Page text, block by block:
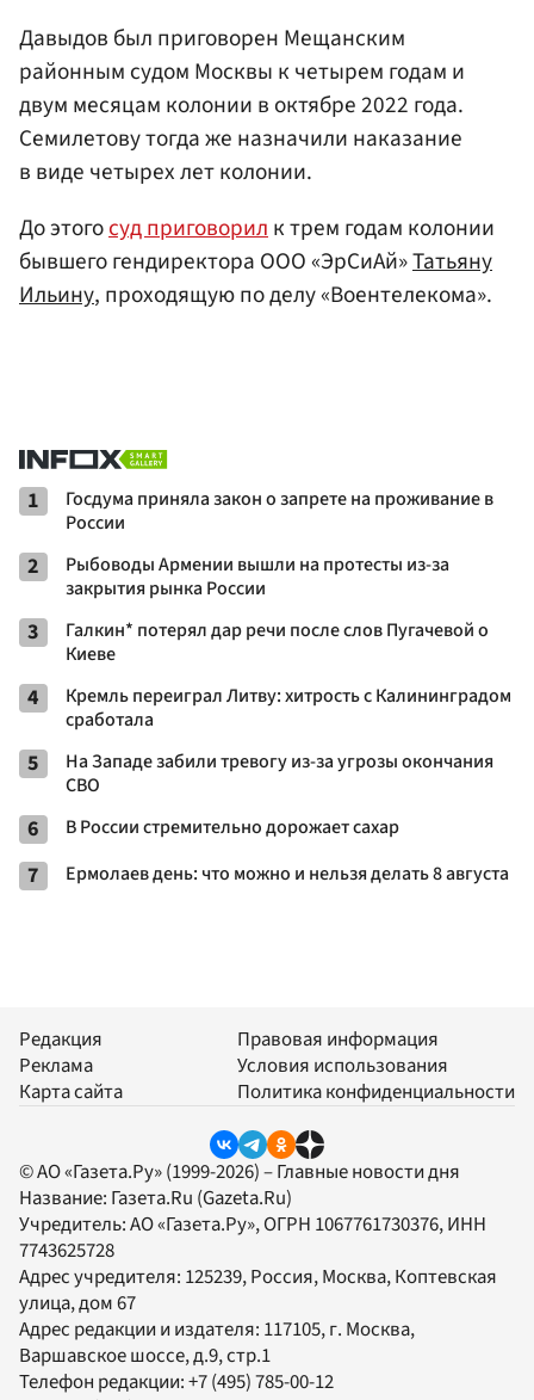
Давыдов был приговорен Мещанским
районным судом Москвы к четырем годам и
двум месяцам колонии в октябре 2022 года.
Семилетову тогда же назначили наказание
в виде четырех лет колонии.
До этогосуд приговорилк трем годам колонии
бывшего гендиректора ООО «ЭрСиАй»Татьяну
Ильину, проходящую по делу «Воентелекома».
1
Госдума приняла закон о запрете на проживание в
России
2
Рыбоводы Армении вышли на протесты из-за
закрытия рынка России
3
Галкин* потерял дар речи после слов Пугачевой о
Киеве
4
Кремль переиграл Литву: хитрость с Калининградом
сработала
5
На Западе забили тревогу из-за угрозы окончания
СВО
6 В России стремительно дорожает сахар
7 Ермолаев день: что можно и нельзя делать 8 августа
Редакция
Реклама
Карта сайта
Правовая информация
Условия использования
Политика конфиденциальности
© АО «Газета.Ру» (1999-2026) – Главные новости дня
Название: Газета.Ru (Gazeta.Ru)
Учредитель:АО «Газета.Ру», ОГРН 1067761730376, ИНН
7743625728
Адрес учредителя: 125239, Россия, Москва, Коптевская
улица, дом 67
Адрес редакции и издателя: 117105, г. Москва,
Варшавское шоссе, д.9, стр.1
Телефон редакции:+7 (495) 785-00-12